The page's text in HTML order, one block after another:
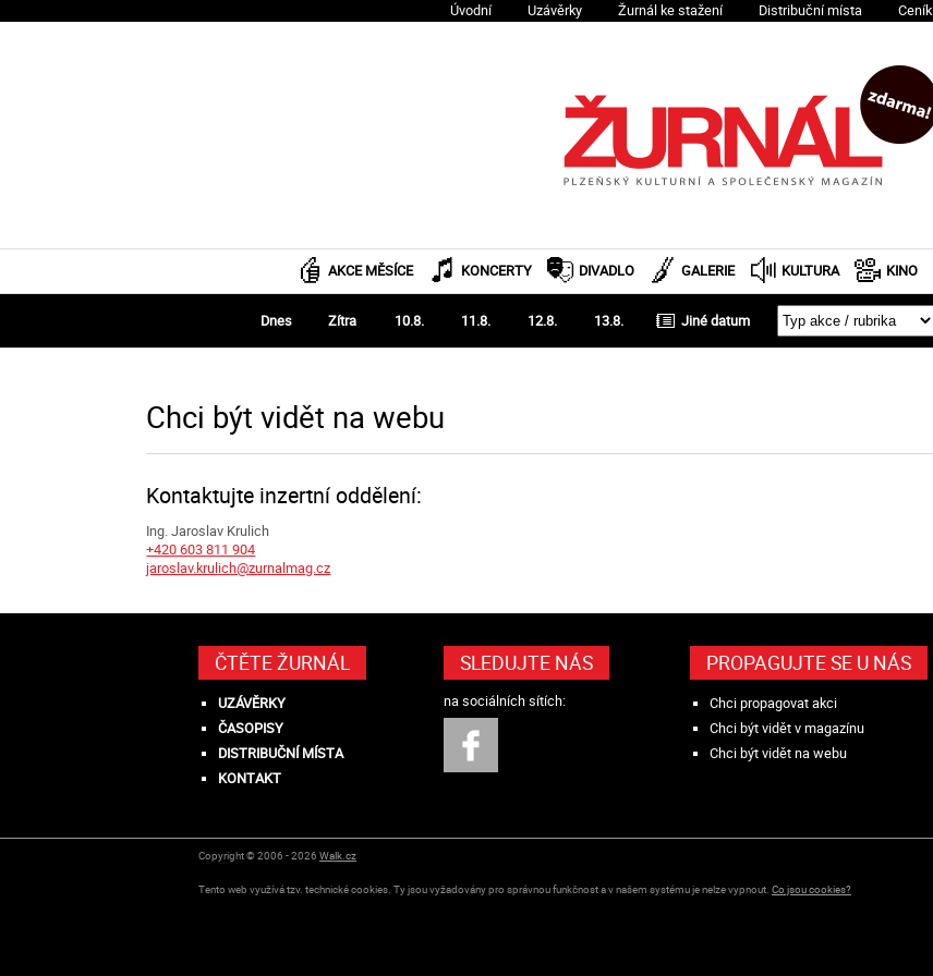
Chci být vidět na webu
Kontaktujte inzertní oddělení:
Ing. Jaroslav Krulich
+420 603 811 904
jaroslav.krulich@zurnalmag.cz
AKCE MĚSÍCE KONCERTY DIVADLO GALERIE KULTURA KINO
Úvodní Uzávěrky Žurnál ke stažení Distribuční místa Ceník
Dnes Zítra 10.8. 11.8. 12.8. 13.8.
ČTĚTE ŽURNÁL
UZÁVĚRKY
ČASOPISY
DISTRIBUČNÍ MÍSTA
KONTAKT
SLEDUJTE NÁS
na sociálních sítích:
PROPAGUJTE SE U NÁS
Chci propagovat akci
Chci být vidět v magazínu
Chci být vidět na webu
Copyright © 2006 - 2026 Walk.cz
Tento web využívá tzv. technické cookies. Ty jsou vyžadovány pro správnou funkčnost a v našem systému je nelze vypnout. Co jsou cookies?